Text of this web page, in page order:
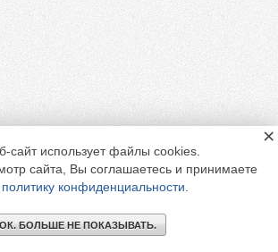
сайт использует файлы cookies.
сайта, Вы соглашаетесь и принимаете
политику конфиденциальности
ОК. БОЛЬШЕ НЕ ПОКАЗЫВАТЬ.
×